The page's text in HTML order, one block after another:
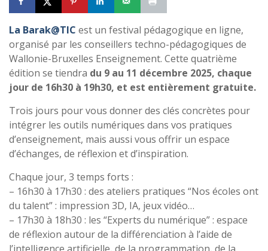
La Barak@TIC est un festival pédagogique en ligne,
organisé par les conseillers techno-pédagogiques de
Wallonie-Bruxelles Enseignement. Cette quatrième
édition se tiendra du 9 au 11 décembre 2025, chaque
jour de 16h30 à 19h30, et est entièrement gratuite.
Trois jours pour vous donner des clés concrètes pour
intégrer les outils numériques dans vos pratiques
d’enseignement, mais aussi vous offrir un espace
d’échanges, de réflexion et d’inspiration.
Chaque jour, 3 temps forts :
– 16h30 à 17h30 : des ateliers pratiques “Nos écoles ont
du talent” : impression 3D, IA, jeux vidéo…
– 17h30 à 18h30 : les “Experts du numérique” : espace
de réflexion autour de la différenciation à l’aide de